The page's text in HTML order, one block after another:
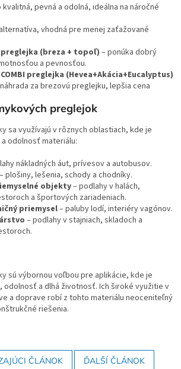
pevná a odolná, ideálna na náročné
vhodná pre menej zaťažované
(breza + topoľ) – ponúka dobrý
a pevnosťou.
preglejka (Hevea+Akácia+Eucalyptus)
za brezovú preglejku, lepšia cena
preglejok
sa využívajú v rôznych oblastiach, kde je
odolnosť materiálu:
nákladných áut, prívesov a autobusov.
– plošiny, lešenia, schody a chodníky.
objekty– podlahy v halách,
a športových zariadeniach.
priemysel– paluby lodí, interiéry vagónov.
– podlahy v stajniach, skladoch a
sú výbornou voľbou pre aplikácie, kde je
a dlhá životnosť. Ich široké využitie v
a doprave robí z tohto materiálu neoceniteľný
riešenia.
ČLÁNOK ĎALŠÍ ČLÁNOK